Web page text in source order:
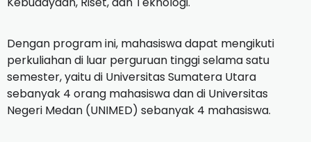
Dengan program ini, mahasiswa dapat mengikuti
perkuliahan di luar perguruan tinggi selama satu
semester, yaitu di Universitas Sumatera Utara
sebanyak 4 orang mahasiswa dan di Universitas
Negeri Medan (UNIMED) sebanyak 4 mahasiswa.